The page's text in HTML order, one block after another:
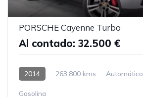
PORSCHE Cayenne Turbo
Al contado: 32.500 €
2014 263.800 kms Automático
Gasolina